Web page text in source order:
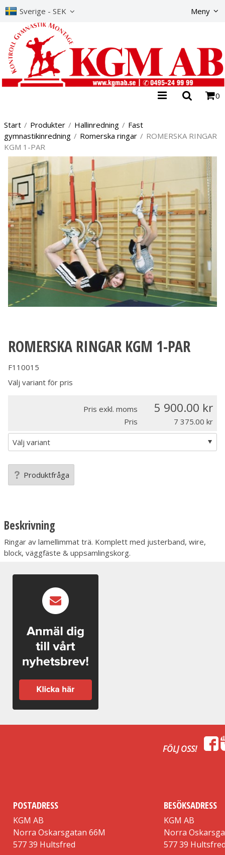
Sverige - SEK Meny
0
Start / Produkter / Hallinredning / Fast
gymnastikinredning / Romerska ringar / ROMERSKA RINGAR
KGM 1-PAR
ROMERSKA RINGAR KGM 1-PAR
F110015
Välj variant för pris
Pris exkl. moms 5 900.00
Pris 7 375.00
Produktfråga
Beskrivning
Ringar av lamellimmat trä. Komplett med justerband, wire,
block, väggfäste & uppsamlingskorg.
FÖLJ OSS!
POSTADRESS
KGM AB
Norra Oskarsgatan 66M
577 39 Hultsfred
BESÖKSADRESS
KGM AB
Norra
577 39